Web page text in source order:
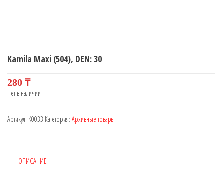
Kamila Maxi (504), DEN: 30
280 ₸
Нет в наличии
Артикул: K0033 Категория: Архивные товары
ОПИСАНИЕ